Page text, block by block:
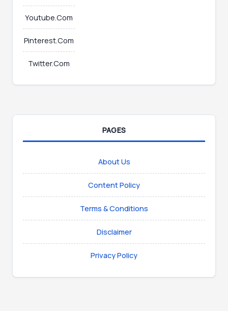
Youtube.Com
Pinterest.Com
Twitter.Com
PAGES
About Us
Content Policy
Terms & Conditions
Disclaimer
Privacy Policy